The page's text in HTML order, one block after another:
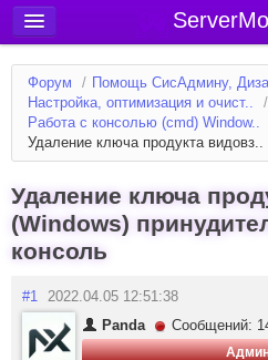
Добавить сервер
Мониторинг серверов
Новости
Статьи
Форум
Вход в аккаунт
Форум / Помощь СисАдмину,
Настройка, оптимизация и очист..
/
Работа с консолью (cmd) Window..
Удаление ключа продукта видовз..
Удаление ключа
(Windows)
консоль
#1 2022.04.05 12:51:38
Panda
Сообщений: